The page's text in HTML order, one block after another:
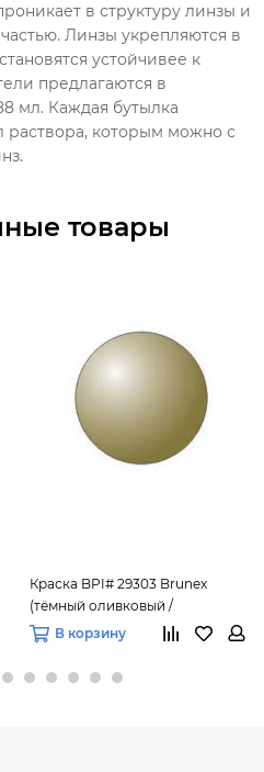
в структуру линзы и
Линзы укрепляются в
устойчивее к
предлагаются в
мл. Каждая бутылка
раствора, которым можно с
товары
Краска BPI# 29303 Brunex
(тёмный оливковый /
коричневый) 88 мл.
В корзину